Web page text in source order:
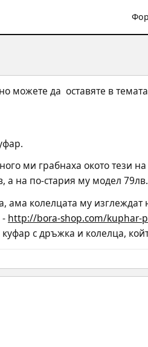
можете да  оставяте в
ми грабнаха окото тези
а на по-стария му модел
колелцата му изглеждат
- http://bora-shop.com/kuphar-
с дръжка и колелца,